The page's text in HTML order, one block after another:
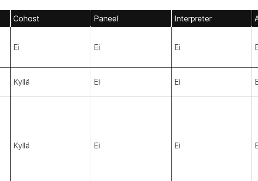
Cohost Paneel Interpreter
Ei Ei Ei
Kyllä Ei Ei
Kyllä Ei Ei